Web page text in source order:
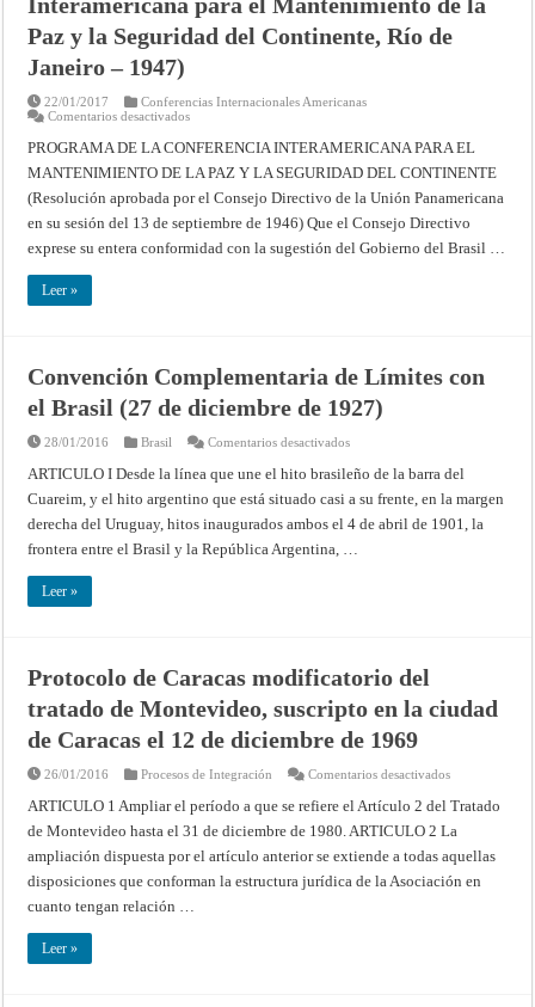
Paz y la Seguridad del Continente, Río de
Janeiro – 1947)
22/01/2017
Conferencias Internacionales Americanas
Comentarios desactivadosen
de
la
Conferencia
Interamericana
para
el
Mantenimiento
de
Río
de
Janeiro
–
PROGRAMA DE LA CONFERENCIA INTERAMERICANA PARA EL
MANTENIMIENTO DE LA PAZ Y LA SEGURIDAD DEL CONTINENTE
(Resolución aprobada por el Consejo Directivo de la Unión Panamericana
en su sesión del 13 de septiembre de 1946) Que el Consejo Directivo
exprese su entera conformidad con la sugestión del Gobierno del Brasil …
Leer »
Convención Complementaria de Límites con
el Brasil (27 de diciembre de 1927)
28/01/2016 Brasil Comentarios desactivadosen
Complementaria
de
Límites
el
(27
ARTICULO I Desde la línea que une el hito brasileño de la barra del
Cuareim, y el hito argentino que está situado casi a su frente, en la margen
derecha del Uruguay, hitos inaugurados ambos el 4 de abril de 1901, la
frontera entre el Brasil y la República Argentina, …
Leer »
Protocolo de Caracas modificatorio del
tratado de Montevideo, suscripto en la ciudad
de Caracas el 12 de diciembre de 1969
26/01/2016 Procesos de Integración Comentarios desactivadosen
de
Caracas
modificatorio
tratado
de
Montevideo,
ARTICULO 1 Ampliar el período a que se refiere el Artículo 2 del Tratado
de Montevideo hasta el 31 de diciembre de 1980. ARTICULO 2 La
ampliación dispuesta por el artículo anterior se extiende a todas aquellas
disposiciones que conforman la estructura jurídica de la Asociación en
cuanto tengan relación …
Leer »